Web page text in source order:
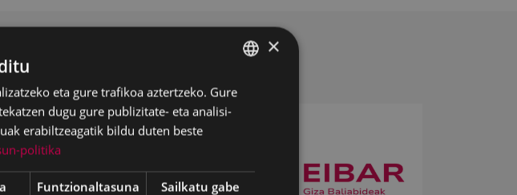
BASQUE
SPANISH
×
eta gure trafikoa aztertzeko. Gure
dugu gure publizitate- eta analisi-
erabiltzeagatik bildu duten beste
politika
Funtzionaltasuna Sailkatu gabe